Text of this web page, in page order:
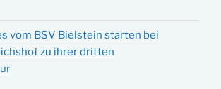
vom BSV Bielstein starten bei
zu ihrer dritten